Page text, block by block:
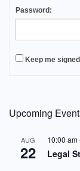
Password:
Keep me
Upcoming
AUG
22
10:00 am
Legal